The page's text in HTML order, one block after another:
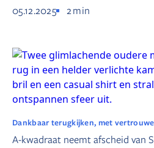
05.12.2025
2min
Dankbaar terugkijken, met
A-kwadraat neemt afscheid van